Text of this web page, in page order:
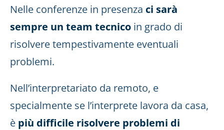
Nelle conferenze in presenza ci sarà
sempre un team tecnico in grado di
risolvere tempestivamente eventuali
problemi.
Nell’interpretariato da remoto, e
specialmente se l’interprete lavora da casa,
è più difficile risolvere problemi di